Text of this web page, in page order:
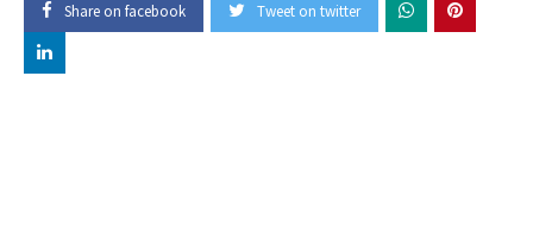
Share on facebook Tweet on twitter